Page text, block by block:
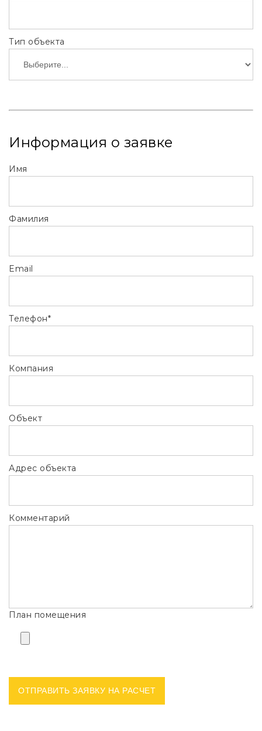
Тип объекта
Информация о заявке
Имя
Фамилия
Email
Телефон*
Компания
Объект
Адрес объекта
Комментарий
План помещения
ОТПРАВИТЬ ЗАЯВКУ НА РАСЧЕТ